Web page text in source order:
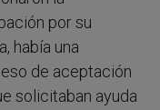
por su
había una
de aceptación
solicitaban ayuda